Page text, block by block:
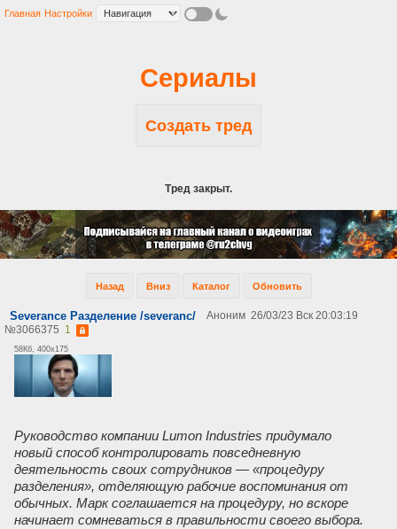
Главная Настройки
Сериалы
Создать тред
Тред закрыт.
Назад Вниз Каталог Обновить
Severance Разделение /severanc/ Аноним 26/03/23 Вск 20:03:19
№3066375 1
58Кб, 400x175
Руководство компании Lumon Industries придумало
новый способ контролировать повседневную
деятельность своих сотрудников — «процедуру
разделения», отделяющую рабочие воспоминания от
обычных. Марк соглашается на процедуру, но вскоре
начинает сомневаться в правильности своего выбора.